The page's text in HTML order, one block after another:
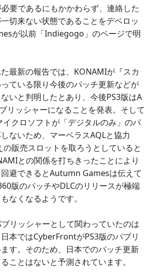
要であるにもかかわらず、連絡した
切来ない状態であることをデベロッ
が以前「Indiegogo」のページで明
最新の報告では、KONAMIが『スカ
ている限り今後のパッチ更新などが
いと判明したとあり、今後PS3版はA
リッシャーになることを発表。そして
クロソフトが「デジタルのみ」のパ
ないため、マーベラスAQLと協力
の販売スロットを取ろうとしていると
との関係を打ちきったことにより
避できるとAutumn Gamesは伝えて
版のパッチやDLCのリリースが極端
なくなるようです。
リッシャーとして関わっていたのは
本ではCyberFrontがPS3版のパブリ
す。そのため、日本でのパッチ更新
ことはないと予測されています。